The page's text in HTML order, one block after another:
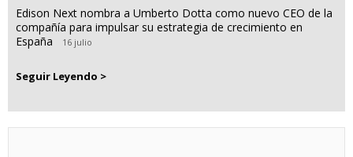
Edison Next nombra a Umberto Dotta como nuevo CEO de la
compañía para impulsar su estrategia de crecimiento en
España
16 julio
Seguir Leyendo >